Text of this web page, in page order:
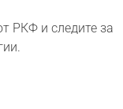
РКФ и следите за